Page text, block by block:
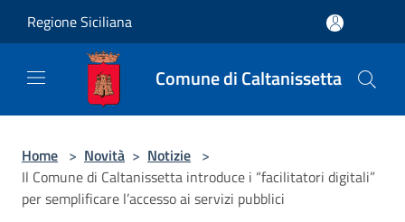
Regione Siciliana
Comune di Caltanissetta
Home > Novità > Notizie >
Il Comune di Caltanissetta introduce i “facilitatori digitali”
per semplificare l’accesso ai servizi pubblici